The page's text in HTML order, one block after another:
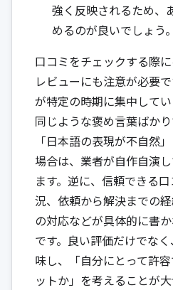
強く反映されるため、
めるのが良いでしょう。
口コミをチェックする際
レビューにも注意が必要
が特定の時期に集中して
同じような褒め言葉ばかり
「日本語の表現が不自然
場合は、業者が自作自演
ます。逆に、信頼できる
況、依頼から解決までの
の対応などが具体的に書
です。良い評価だけでな
味し、「自分にとって許
ットか」を考えることが